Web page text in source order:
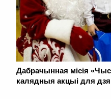
Дабрачынная місія
калядныя акцыі для